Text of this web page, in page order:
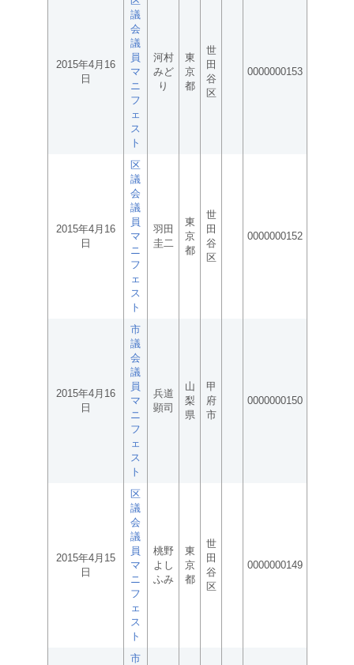
2015年4月16
日
議
会
議
員
マ
ニ
フ
ェ
ス
ト
河村
みど
り
東
京
都
世
田
谷
区
0000000153
2015年4月16
日
区
議
会
議
員
マ
ニ
フ
ェ
ス
ト
羽田
圭二
東
京
都
世
田
谷
区
0000000152
2015年4月16
日
市
議
会
議
員
マ
ニ
フ
ェ
ス
ト
兵道
顕司
山
梨
県
甲
府
市
0000000150
2015年4月15
日
区
議
会
議
員
マ
ニ
フ
ェ
ス
ト
桃野
よし
ふみ
東
京
都
世
田
谷
区
0000000149
市